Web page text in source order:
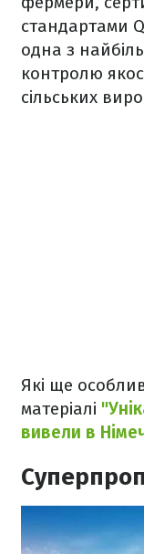
стандартами
одна з
контролю
сільських
Які ще
матеріалі
вивели в